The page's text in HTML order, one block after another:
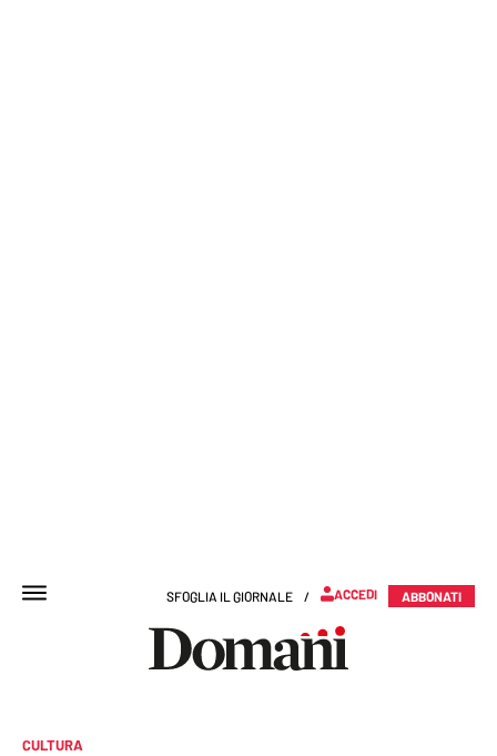
SFOGLIA IL GIORNALE / ACCEDI ABBONATI
CULTURA